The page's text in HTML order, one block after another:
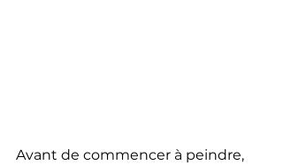
Avant de commencer à peindre,